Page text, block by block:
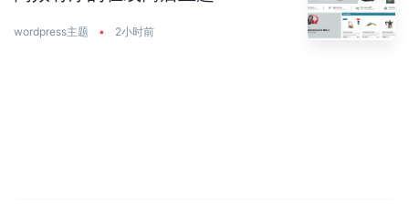
wordpress主题 • 2小时前